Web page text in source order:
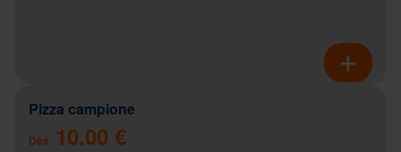
Pizza campione
Dès 10.00 €